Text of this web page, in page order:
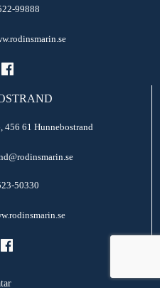
99888
456 61 Hunnebostrand
50330